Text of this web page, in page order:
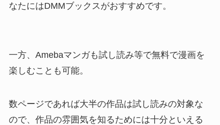
なたにはDMMブックスがおすすめです。
一方、Amebaマンガも試し読み等で無料で漫画を
楽しむことも可能。
数ページであれば大半の作品は試し読みの対象な
ので、作品の雰囲気を知るためには十分といえる